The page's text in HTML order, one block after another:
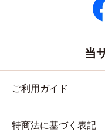
当
ご利用ガイド
特商法に基づく表記